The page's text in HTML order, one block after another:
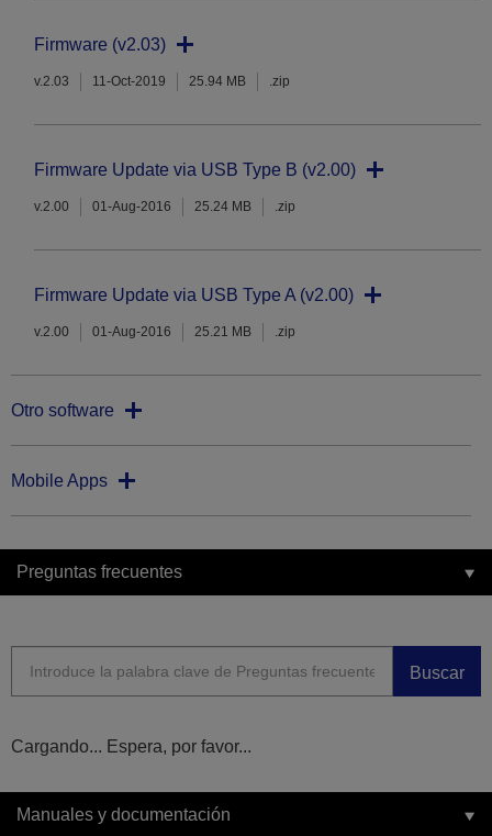
Firmware (v2.03)
v.2.03 11-Oct-2019 25.94 MB .zip
Firmware Update via USB Type B (v2.00)
v.2.00 01-Aug-2016 25.24 MB .zip
Firmware Update via USB Type A (v2.00)
v.2.00 01-Aug-2016 25.21 MB .zip
Otro software
Mobile Apps
Preguntas frecuentes
Buscar
Cargando... Espera, por favor...
Manuales y documentación